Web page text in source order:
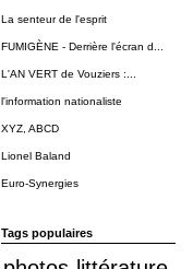
La senteur de l'esprit
FUMIGÈNE - Derrière l'écran d...
L'AN VERT de Vouziers :...
l'information nationaliste
XYZ, ABCD
Lionel Baland
Euro-Synergies
Tags populaires